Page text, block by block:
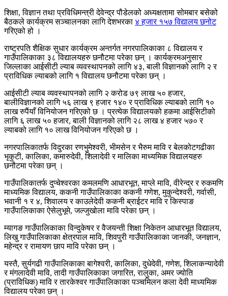
शिक्षा, विज्ञान तथा प्रविधिमन्त्री देवेन्द्र पौडेलको अध्यक्षतामा सोमबार बसेको
बैठकले कार्यक्रम सञ्चालनका लागि देशभरका ४ हजार १५७ विद्यालय छनोट
गरिएको हो ।
राष्ट्रपति शैक्षिक सुधार कार्यक्रम अन्तर्गत नगरपालिकाका ८ विद्यालय र
गाउँपालिकाका ३८ विद्यालयहरु छनौटमा परेका छन् । कार्यक्रमअनुसार
जिल्लाका आईसीटी ल्याब व्यवस्थापनको लागि ४३, बाली विज्ञानको लागि २ र
प्राविधिक ल्याबको लागि १ विद्यालय छनौटमा परेका छन् ।
आईसीटी ल्याब व्यवस्थापनको लागि २ करोड ७९ लाख ५० हजार,
बालीविज्ञानको लागि ५६ लाख ९ हजार १४० र प्राविधिक ल्याबको लागि १०
लाख रुपैंयाँ विनियोजन गरिएको छ । प्रत्येक विद्यालयको हकमा आईसिटीको
लागि ६ लाख ५० हजार, बाली विज्ञानको लागि २८ लाख ४ हजार ५७० र
ल्याबको लागि १० लाख विनियोजन गरिएको छ ।
नगरपालिकातर्फ विदुरका रणभुमेश्वरी, भीमसेन र भैरुम मावि र बेलकोटगढीका
भृकुटी, कालिका, कमारुदेवी, शिलादेवी र मालिका माध्यमिक विद्यालयहरु
छनौटमा परेका छन् ।
गाउँपालिकातर्फ दुप्चेश्वरका कमलमणि आधारभूत, माप्ले मावि, वीरेन्द्र र रुकमणि
माध्यमिक विद्यालय, ककनी गाउँपालिकाका ककनी गणेश, मुकुन्देश्वरी, गर्वासी,
भवानी १ र ४, शिवालय र काउलेदेवी ककनी ब्राईटर मावि र किस्पाङ
गाउँपालिकाका ऐसेलुभूमे, जल्जुखोला मावि परेका छन् ।
म्यागङ गाउँपालिकाका विन्दुकेषर र वैजयन्ती शिक्षा निकेतन आधारभूत विद्यालय,
लिखु गाउँपालिकाका क्षेत्रपाल मावि, शिवपुरी गाउँपालिकाका जानकी, जनज्ञान,
महेन्द्र र रामायण छाप मावि परेका छन् ।
यस्तै, सुर्यगढी गाउँपालिकाका बागेश्वरी, कालिका, दुधेदेवी, गणेश, शिलाकन्यादेवी
र मंगलादेवी मावि, तादी गाउँपालिकाका जगारित, रालुका, अमर ज्योति
(प्राविधिक) मावि र तारकेश्वर गाउँपालिकाका पञ्चमिलन कला देवी माध्यमिक
विद्यालय परेका छन् ।